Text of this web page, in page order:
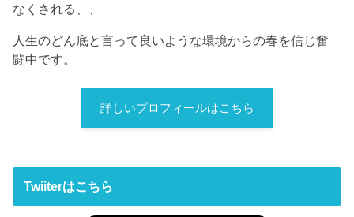
なくされる、、
人生のどん底と言って良いような環境からの春を信じ奮
闘中です。
詳しいプロフィールはこちら
Twiiterはこちら